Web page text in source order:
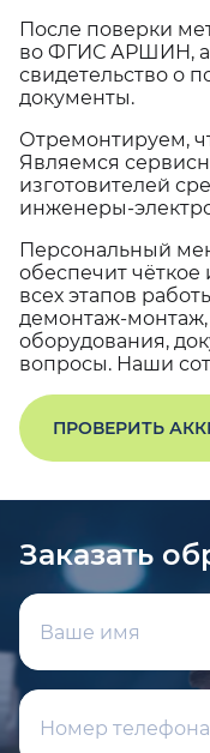
После поверки
во ФГИС АРШИН, а
свидетельство о
документы.
Отремонтируем,
Являемся
изготовителей
инженеры-
Персональный
обеспечит
всех этапов
демонтаж-монтаж,
оборудования,
вопросы. Наши
ПРОВЕРИТЬ
Заказать